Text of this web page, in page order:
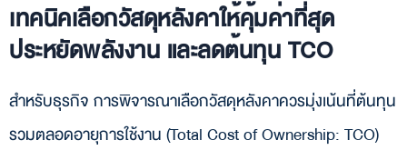
เทคนิคเลือกวัสดุหลังคาให้คุ้มค่าที่สุด
ประหยัดพลังงาน และลดต้นทุน TCO
สำหรับธุรกิจ การพิจารณาเลือกวัสดุหลังคาควรมุ่งเน้นที่ต้นทุน
รวมตลอดอายุการใช้งาน (Total Cost of Ownership: TCO)